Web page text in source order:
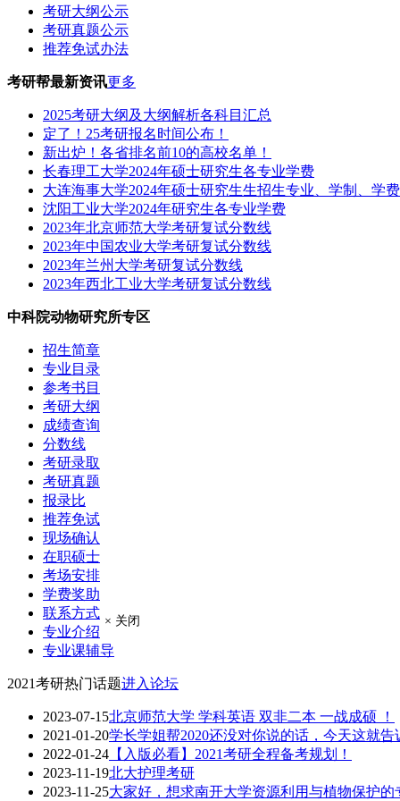
考研大纲公示
考研真题公示
推荐免试办法
考研帮最新资讯更多
2025考研大纲及大纲解析各科目汇总
定了！25考研报名时间公布！
新出炉！各省排名前10的高校名单！
长春理工大学2024年硕士研究生各专业学费
大连海事大学2024年硕士研究生生招生专业、学制、学
沈阳工业大学2024年研究生各专业学费
2023年北京师范大学考研复试分数线
2023年中国农业大学考研复试分数线
2023年兰州大学考研复试分数线
2023年西北工业大学考研复试分数线
中科院动物研究所专区
招生简章
专业目录
参考书目
考研大纲
成绩查询
分数线
考研录取
考研真题
报录比
推荐免试
现场确认
在职硕士
考场安排
学费奖助
联系方式
专业介绍
专业课辅导
2021考研热门话题进入论坛
2023-07-15北京师范大学 学科英语 双非二本 一战成硕 ！
2021-01-20学长学姐帮2020还没对你说的话，今天这就告
2022-01-24 【入版必看】2021考研全程备考规划！
2023-11-19北大护理考研
2023-11-25大家好，想求南开大学资源利用与植物保护的
× 关闭